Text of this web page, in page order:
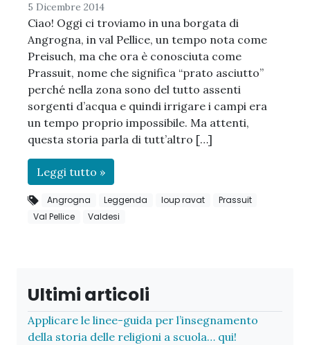
5 Dicembre 2014
Ciao! Oggi ci troviamo in una borgata di
Angrogna, in val Pellice, un tempo nota come
Preisuch, ma che ora è conosciuta come
Prassuit, nome che significa “prato asciutto”
perché nella zona sono del tutto assenti
sorgenti d’acqua e quindi irrigare i campi era
un tempo proprio impossibile. Ma attenti,
questa storia parla di tutt’altro […]
Leggi tutto »
Angrogna Leggenda loup ravat
Prassuit
Val Pellice
Valdesi
Ultimi articoli
Applicare le linee-guida per l’insegnamento
della storia delle religioni a scuola… qui!